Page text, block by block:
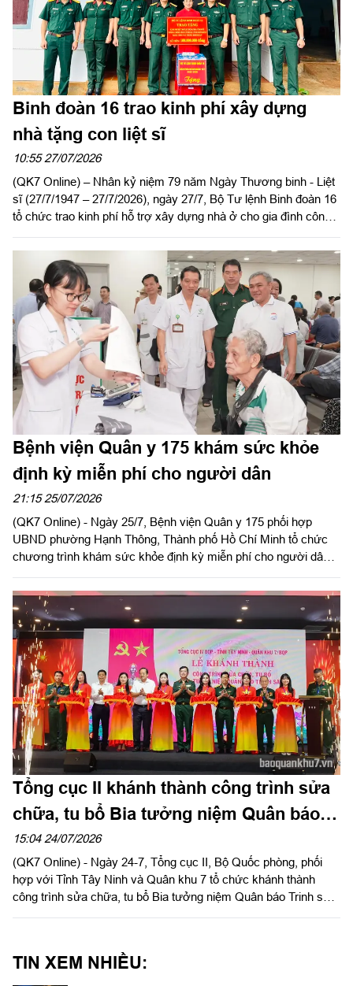
Binh đoàn 16 trao kinh phí xây dựng
nhà tặng con liệt sĩ
10:55 27/07/2026
(QK7 Online) – Nhân kỷ niệm 79 năm Ngày Thương binh - Liệt
sĩ (27/7/1947 – 27/7/2026), ngày 27/7, Bộ Tư lệnh Binh đoàn 16
tổ chức trao kinh phí hỗ trợ xây dựng nhà ở cho gia đình công
sĩ có hoàn cảnh khó khăn về nhà ở. Dự buổi lễ có Đại tá Lại
Văn Tuấn, Chủ nhiệm Chính trị Binh đoàn 16; đại diện các cơ
quan, đơn vị của Binh đoàn và lãnh đạo, chỉ huy Đoàn Kinh tế -
Quốc phòng 726.
Bệnh viện Quân y 175 khám sức khỏe
định kỳ miễn phí cho người dân
21:15 25/07/2026
(QK7 Online) - Ngày 25/7, Bệnh viện Quân y 175 phối hợp
UBND phường Hạnh Thông, Thành phố Hồ Chí Minh tổ chức
chương trình khám sức khỏe định kỳ miễn phí cho người dân,
Tổng cục II khánh thành công trình sửa
chữa, tu bổ Bia tưởng niệm Quân báo
Trinh sát tại Tây Ninh
15:04 24/07/2026
(QK7 Online) - Ngày 24-7, Tổng cục II, Bộ Quốc phòng, phối
hợp với Tỉnh Tây Ninh và Quân khu 7 tổ chức khánh thành
công trình sửa chữa, tu bổ Bia tưởng niệm Quân báo Trinh sát
TIN XEM NHIỀU: